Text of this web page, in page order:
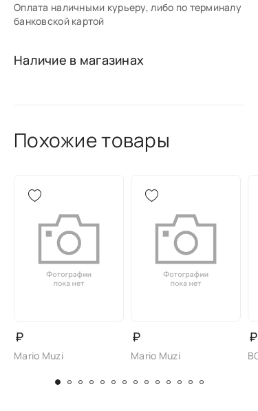
Оплата наличными курьеру, либо по терминалу
банковской картой
Наличие в магазинах
Похожие товары
₽
Mario Muzi
₽
Mario Muzi
₽